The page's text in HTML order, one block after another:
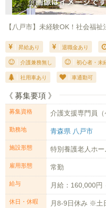
【八戸市】未経験OK！社会福
昇給あり 退職金あり
介護兼務無し 初心者・未
社用車あり 車通勤可
《 募集要項 》
募集資格 介護支援専門員（
勤務地 青森県 八戸市
施設形態 特別養護老人ホー
雇用形態 常勤
給与 月給：160,000円
休日・休暇
月8-9日休み ※土